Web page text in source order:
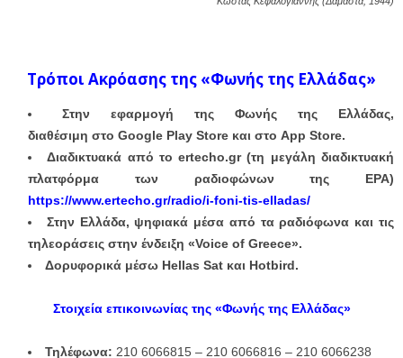
Τρόποι Ακρόασης της «Φωνής της Ελλάδας»
Στην εφαρμογή της Φωνής της Ελλάδας,
διαθέσιμη στο Google Play Store και στο App Store.
Διαδικτυακά από το ertecho.gr (τη μεγάλη διαδικτυακή
πλατφόρμα των ραδιοφώνων της ΕΡΑ)
https://www.ertecho.gr/radio/i-foni-tis-elladas/
Στην Ελλάδα, ψηφιακά μέσα από τα ραδιόφωνα και τις
τηλεοράσεις στην ένδειξη «Voice of Greece».
Δορυφορικά μέσω Hellas Sat και Hotbird.
Στοιχεία επικοινωνίας της «Φωνής της Ελλάδας»
Τηλέφωνα: 210 6066815 – 210 6066816 – 210 6066238